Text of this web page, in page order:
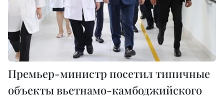
Премьер-министр посетил типичные
объекты вьетнамо-камбоджийского